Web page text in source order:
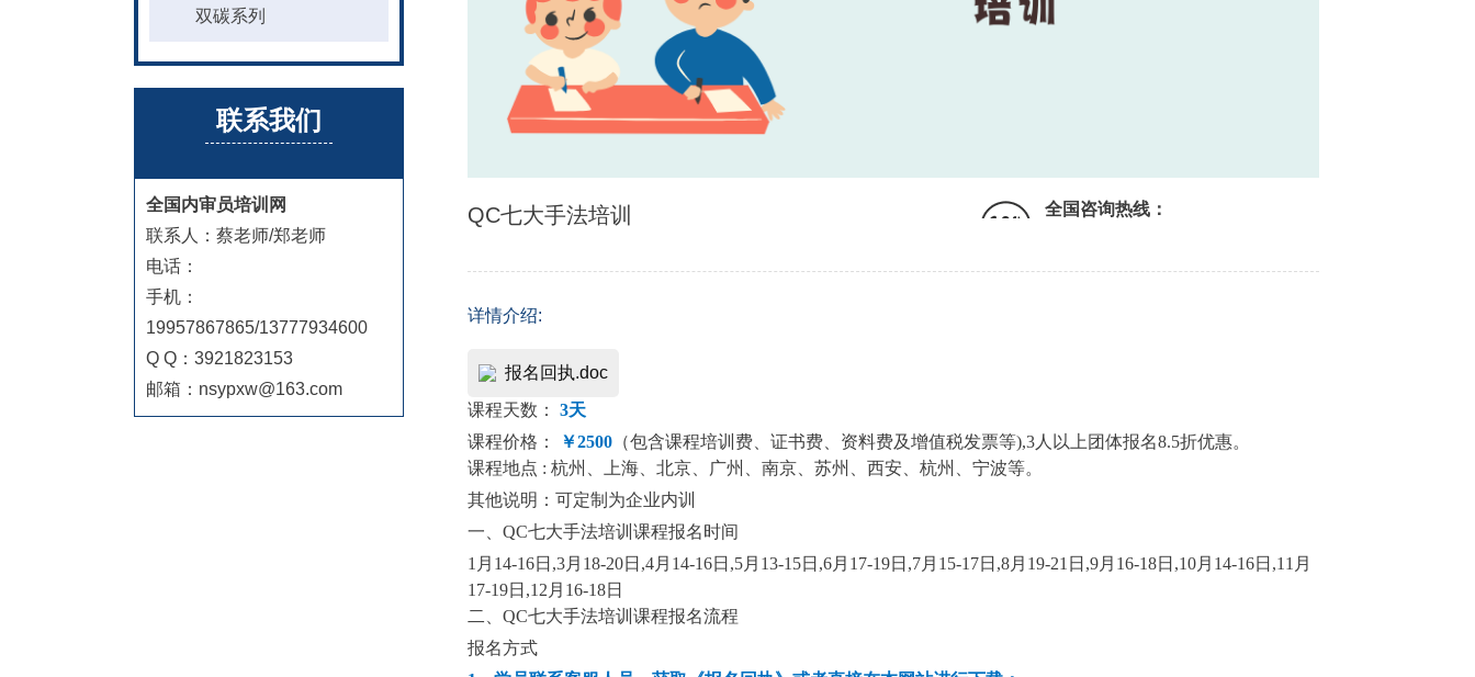
双碳系列
联系我们
全国内审员培训网
联系人：蔡老师/郑老师
电话：
手机：
19957867865/13777934600
Q Q：3921823153
邮箱：nsypxw@163.com
QC七大手法培训 全国咨询热线：
详情介绍:
报名回执.doc
课程天数： 3天
课程价格：
￥2500 （包含课程培训费、证书费、资料费及增值税发票等),3人以上团体报名8.5折优惠。
课程地点 : 杭州、上海、北京、广州、南京、苏州、西安、杭州、宁波等。
其他说明：可定制为企业内训
一、QC七大手法培训课程报名时间
1月14-16日,3月18-20日,4月14-16日,5月13-15日,6月17-19日,7月15-17日,8月19-21日,9月16-18日,10月14-16日,11月
17-19日,12月16-18日
二、QC七大手法培训课程报名流程
报名方式